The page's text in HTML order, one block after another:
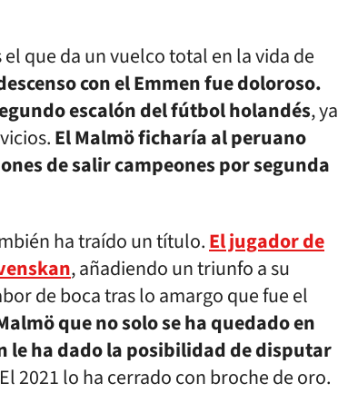
que da un vuelco total en la vida de
con el Emmen fue doloroso.
escalón del fútbol holandés, ya
El Malmö ficharía al peruano
de salir campeones por segunda
ha traído un título.El jugador de
, añadiendo un triunfo a su
de boca tras lo amargo que fue el
que no solo se ha quedado en
le ha dado la posibilidad de disputar
2021 lo ha cerrado con broche de oro.